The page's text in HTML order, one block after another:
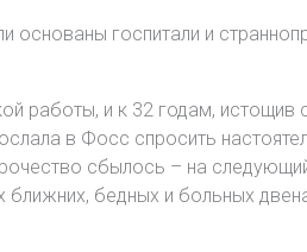
госпитали и
работы, и к 32 годам, истощив
в Фосс спросить
сбылось – на
бедных и больных